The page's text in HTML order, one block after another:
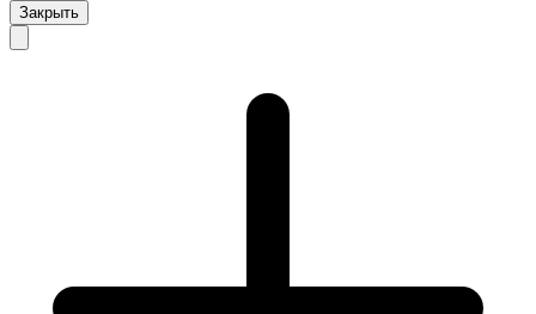
Закрыть